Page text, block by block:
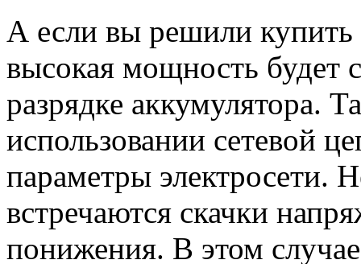
А если вы решили купить
высокая мощность будет
разрядке аккумулятора.
использовании сетевой
параметры электросети.
встречаются скачки
понижения. В этом